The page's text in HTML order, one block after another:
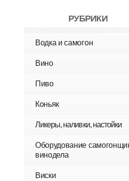
РУБРИКИ
Водка и самогон
Вино
Пиво
Коньяк
Ликеры, наливки, настойки
Оборудование
винодела
Виски